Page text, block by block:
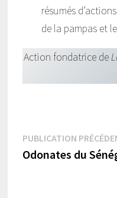
résumés
de la pampas et
Action fondatrice de
Navigation
de
PUBLICATION
Odonates du